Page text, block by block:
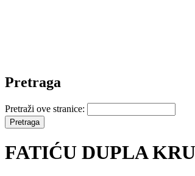
Pretraga
Pretraži ove stranice:
FATIĆU DUPLA